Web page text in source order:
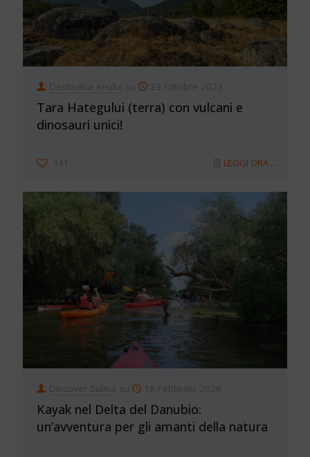
Destinatia Anului su 23 Ottobre 2023
Tara Hategului (terra) con vulcani e
dinosauri unici!
141 LEGGI ORA ...
Discover Sulina su 18 Febbraio 2026
Kayak nel Delta del Danubio:
un’avventura per gli amanti della natura